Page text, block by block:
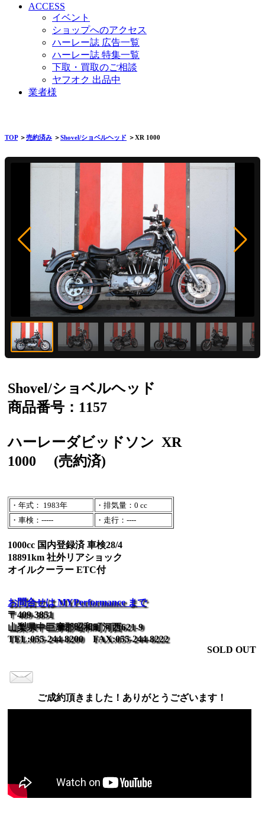
ACCESS
イベント
ショップへのアクセス
ハーレー誌 広告一覧
ハーレー誌 特集一覧
下取・買取のご相談
ヤフオク 出品中
業者様
TOP＞売約済み ＞Shovel/ショベルヘッド ＞XR 1000
Shovel/ショベルヘッド
商品番号：1157
ハーレーダビッドソン XR
1000
(売約済)
・年式： 1983年
・排気量：0 cc
・車検：-----
・走行：----
1000cc 国内登録済 車検28/4
18891km 社外リアショック
オイルクーラー ETC付
お問合せは MYPerformance まで
〒409-3851
山梨県中巨摩郡昭和町河西621-9
TEL:055-244-8200 FAX:055-244-8222
SOLD OUT
ご成約頂きました！ありがとうございます！